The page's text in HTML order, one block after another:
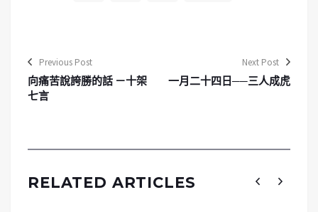
Previous Post
向痛苦說誇勝的話 －十架
七言
Next Post
一月二十四日──三人成虎
RELATED ARTICLES